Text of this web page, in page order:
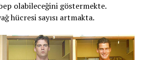
olabileceğini göstermekte.
hücresi sayısı artmakta.